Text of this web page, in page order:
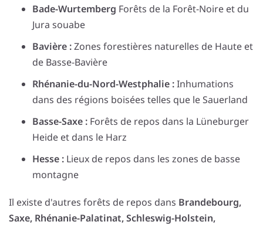
Bade-Wurtemberg Forêts de la Forêt-Noire et du
Jura souabe
Bavière :Zones forestières naturelles de Haute et
de Basse-Bavière
Rhénanie-du-Nord-Westphalie :Inhumations
dans des régions boisées telles que le Sauerland
Basse-Saxe : Forêts de repos dans la Lüneburger
Heide et dans le Harz
Hesse : Lieux de repos dans les zones de basse
montagne
Il existe d'autres forêts de repos dans Brandebourg,
Saxe, Rhénanie-Palatinat, Schleswig-Holstein,